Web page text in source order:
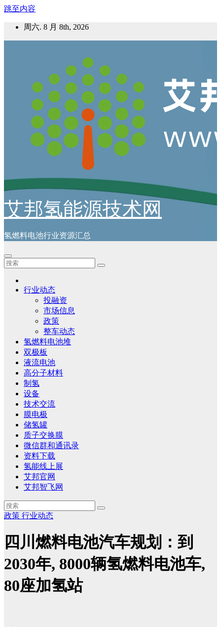
跳至内容
周六. 8 月 8th, 2026
艾邦氢能源技术网
氢燃料电池行业资源汇总
行业动态
投融资
市场信息
政策
整车动态
氢燃料电池堆
双极板
液流电池
高分子材料
制氢
设备
技术交流
膜电极
储氢罐
质子交换膜
微信群和通讯录
资料下载
氢能线上展
艾邦官网
艾邦智飞网
政策 行业动态
四川燃料电池汽车规划：到
2030年, 8000辆氢燃料电池车,
80座加氢站